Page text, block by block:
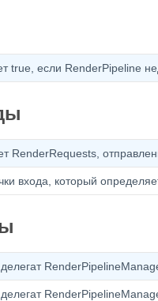
true, если RenderPipeline
RenderRequests,
входа, который